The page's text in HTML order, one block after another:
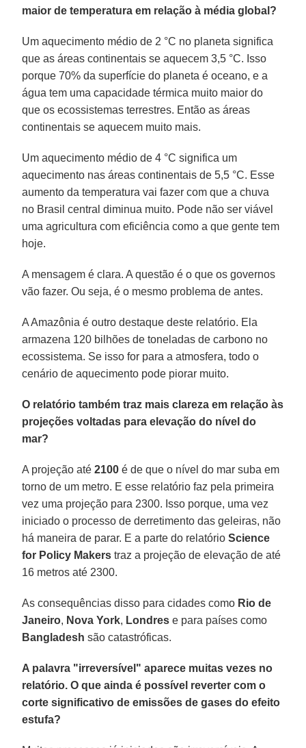
maior de temperatura em relação à média global?
Um aquecimento médio de 2 °C no planeta significa
que as áreas continentais se aquecem 3,5 °C. Isso
porque 70% da superfície do planeta é oceano, e a
água tem uma capacidade térmica muito maior do
que os ecossistemas terrestres. Então as áreas
continentais se aquecem muito mais.
Um aquecimento médio de 4 °C significa um
aquecimento nas áreas continentais de 5,5 °C. Esse
aumento da temperatura vai fazer com que a chuva
no Brasil central diminua muito. Pode não ser viável
uma agricultura com eficiência como a que gente tem
hoje.
A mensagem é clara. A questão é o que os governos
vão fazer. Ou seja, é o mesmo problema de antes.
A Amazônia é outro destaque deste relatório. Ela
armazena 120 bilhões de toneladas de carbono no
ecossistema. Se isso for para a atmosfera, todo o
cenário de aquecimento pode piorar muito.
O relatório também traz mais clareza em relação às
projeções voltadas para elevação do nível do
mar?
A projeção até2100 é de que o nível do mar suba em
torno de um metro. E esse relatório faz pela primeira
vez uma projeção para 2300. Isso porque, uma vez
iniciado o processo de derretimento das geleiras, não
há maneira de parar. E a parte do relatórioScience
for Policy Makers traz a projeção de elevação de até
16 metros até 2300.
As consequências disso para cidades como Rio de
Janeiro, Nova York, Londres e para países como
Bangladesh são catastróficas.
A palavra "irreversível" aparece muitas vezes no
relatório. O que ainda é possível reverter com o
corte significativo de emissões de gases do efeito
estufa?